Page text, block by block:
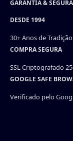
GARANTIA &
DESDE 1994
30+ Anos de Tradição
COMPRA SEGURA
SSL Criptografado
GOOGLE SAFE
Verificado pelo